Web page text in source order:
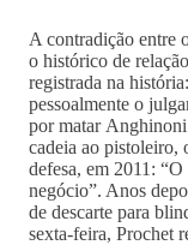
A contradição entre
o histórico de
registrada na
pessoalmente o
por matar
cadeia ao pistoleiro,
defesa, em 2011:
negócio”. Anos
de descarte para
sexta-feira, Prochet